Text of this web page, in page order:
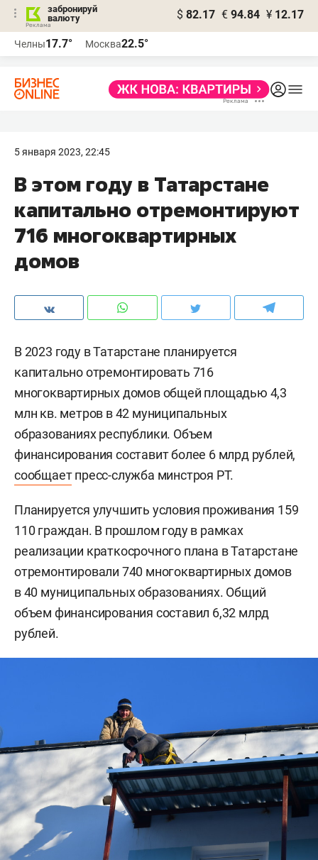
забронируй
валюту
$ 82.17 € 94.84 ¥ 12.17
Челны17.7° Москва22.5°
5 января 2023, 22:45
В этом году в Татарстане
капитально отремонтируют
716 многоквартирных
домов
В 2023 году в Татарстане планируется
капитально отремонтировать 716
многоквартирных домов общей площадью 4,3
млн кв. метров в 42 муниципальных
образованиях республики. Объем
финансирования составит более 6 млрд рублей,
сообщаетпресс-служба минстроя РТ.
Планируется улучшить условия проживания 159
110 граждан. В прошлом году в рамках
реализации краткосрочного плана в Татарстане
отремонтировали 740 многоквартирных домов
в 40 муниципальных образованиях. Общий
объем финансирования составил 6,32 млрд
рублей.